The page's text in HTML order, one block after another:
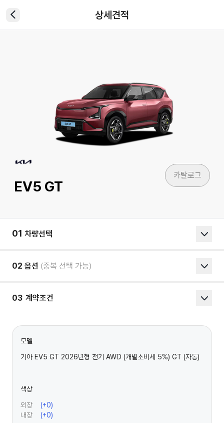
상세견적
EV5 GT
카탈로그
01 차량선택
02 옵션 (중복 선택 가능)
03 계약조건
모델
기아 EV5 GT 2026년형 전기 AWD (개별소비세 5%) GT (자동)
색상
외장
(+0)
내장
(+0)